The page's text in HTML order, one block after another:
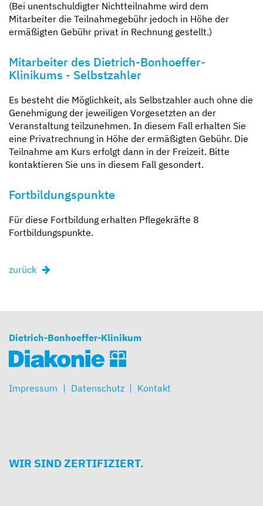
(Bei unentschuldigter Nichtteilnahme wird dem
Mitarbeiter die Teilnahmegebühr jedoch in Höhe der
ermäßigten Gebühr privat in Rechnung gestellt.)
Mitarbeiter des Dietrich-Bonhoeffer-
Klinikums - Selbstzahler
Es besteht die Möglichkeit, als Selbstzahler auch ohne die
Genehmigung der jeweiligen Vorgesetzten an der
Veranstaltung teilzunehmen. In diesem Fall erhalten Sie
eine Privatrechnung in Höhe der ermäßigten Gebühr. Die
Teilnahme am Kurs erfolgt dann in der Freizeit. Bitte
kontaktieren Sie uns in diesem Fall gesondert.
Fortbildungspunkte
Für diese Fortbildung erhalten Pflegekräfte 8
Fortbildungspunkte.
zurück
Dietrich-Bonhoeffer-Klinikum
Impressum Datenschutz Kontakt
WIR SIND ZERTIFIZIERT.